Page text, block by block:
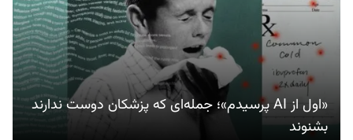
«اول از AI پرسیدم»؛ جمله‌ای که پزشکان دوست ندارند
بشنوند